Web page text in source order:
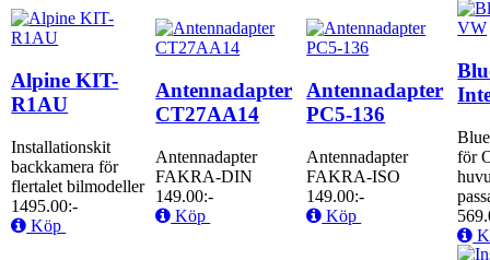
Alpine KIT-
R1AU
Installationskit
backkamera för
flertalet bilmodeller
1495.00:-
Köp
Antennadapter
CT27AA14
Antennadapter
FAKRA-DIN
149.00:-
Köp
Antennadapter
PC5-136
Antennadapter
FAKRA-ISO
149.00:-
Köp
för